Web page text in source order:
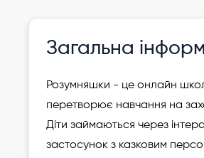
Загальна
Розумняшки - це онлайн
перетворює навчання на
Діти займаються через
застосунок з казковим